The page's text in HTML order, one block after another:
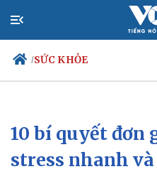
/SỨC KHỎE
Chính trị
Đảng
Tổ chức nhân sự
10 bí quyết đơn
stress nhanh